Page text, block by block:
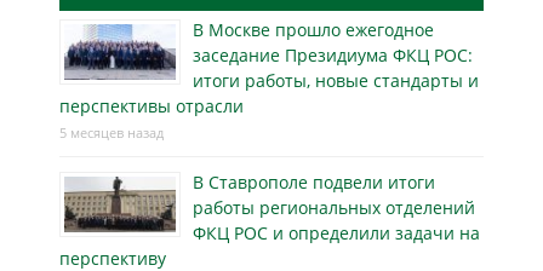
В Москве прошло ежегодное
заседание Президиума ФКЦ РОС:
итоги работы, новые стандарты и
перспективы отрасли
5 месяцев назад
В Ставрополе подвели итоги
работы региональных отделений
ФКЦ РОС и определили задачи на
перспективу